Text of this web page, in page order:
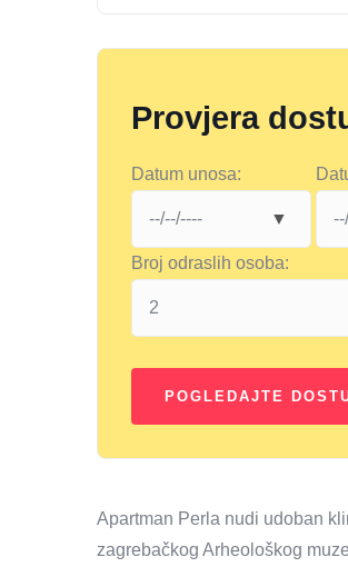
Provjera
Datum unosa:
Broj odraslih osoba:
Apartman Perla nudi udoban
zagrebačkog Arheološkog